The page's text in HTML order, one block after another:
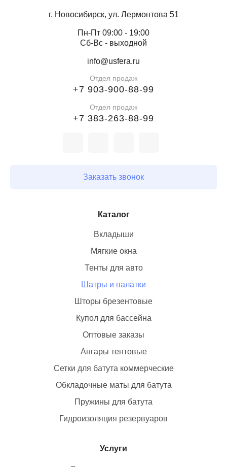
Каталог
Вкладыши
Мягкие окна
Тенты для авто
Шатры и палатки
Шторы брезентовые
Купол для бассейна
Оптовые заказы
Ангары тентовые
Сетки для батута коммерческие
Обкладочные маты для батута
Пружины для батута
Гидроизоляция резервуаров
Услуги
г. Новосибирск, ул. Лермонтова 51
Пн-Пт 09:00 - 19:00
Сб-Вс - выходной
info@usfera.ru
Отдел продаж
+7 903-900-88-99
Отдел продаж
+7 383-263-88-99
Заказать звонок